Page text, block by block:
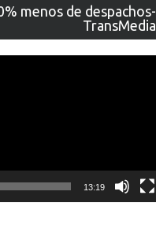
menos de despachos-
TransMedia
13:19